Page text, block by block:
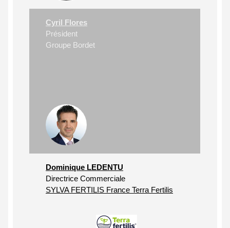
Cyril Flores
Président
Groupe Bordet
Dominique LEDENTU
Directrice Commerciale
SYLVA FERTILIS France Terra Fertilis